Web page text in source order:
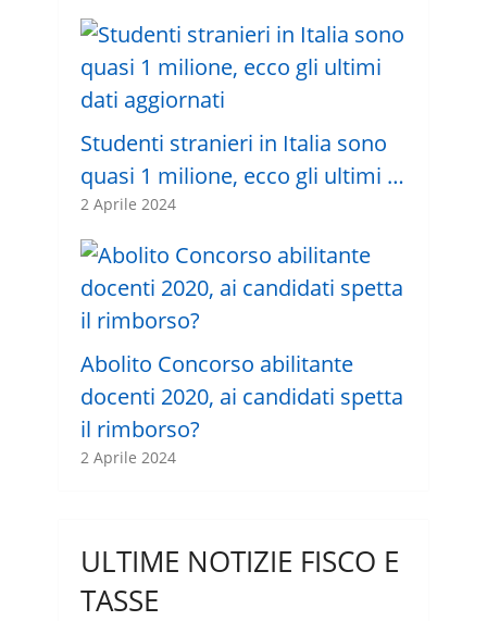
Studenti stranieri in Italia sono
quasi 1 milione, ecco gli ultimi …
2 Aprile 2024
Abolito Concorso abilitante
docenti 2020, ai candidati spetta
il rimborso?
2 Aprile 2024
ULTIME NOTIZIE FISCO E
TASSE